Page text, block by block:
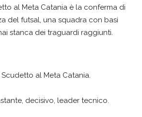
al Meta Catania è la conferma di
del futsal, una squadra con basi
stanca dei traguardi raggiunti.
al Meta Catania.
decisivo, leader tecnico.